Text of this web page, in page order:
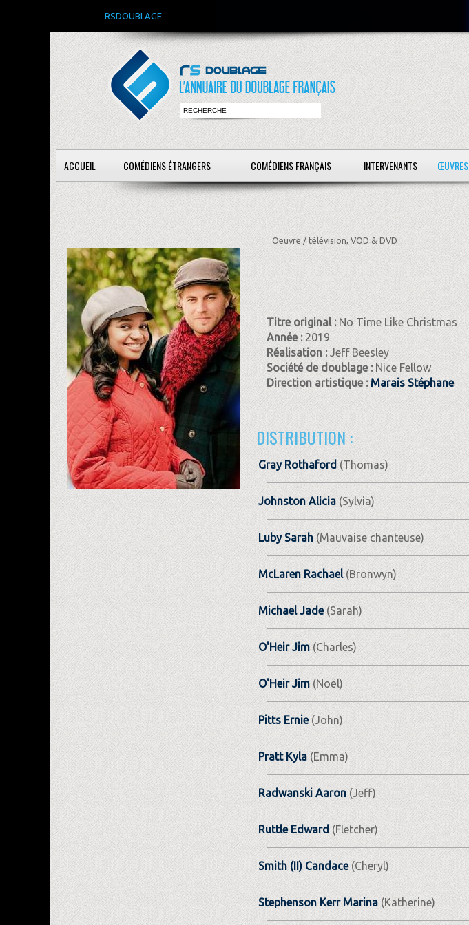
RSDOUBLAGE
ACCUEIL COMÉDIENS ÉTRANGERS COMÉDIENS FRANÇAIS INTERVENANTS ŒUVRES
Oeuvre / télévision, VOD & DVD
Titre original :No Time Like Christmas
Année :2019
Réalisation :Jeff Beesley
Société de doublage :Nice Fellow
Direction artistique : Marais Stéphane
DISTRIBUTION :
Gray Rothaford(Thomas)
Johnston Alicia(Sylvia)
Luby Sarah (Mauvaise chanteuse)
McLaren Rachael(Bronwyn)
Michael Jade(Sarah)
O'Heir Jim(Charles)
O'Heir Jim(Noël)
Pitts Ernie(John)
Pratt Kyla(Emma)
Radwanski Aaron(Jeff)
Ruttle Edward (Fletcher)
Smith (II) Candace(Cheryl)
Stephenson Kerr Marina (Katherine)